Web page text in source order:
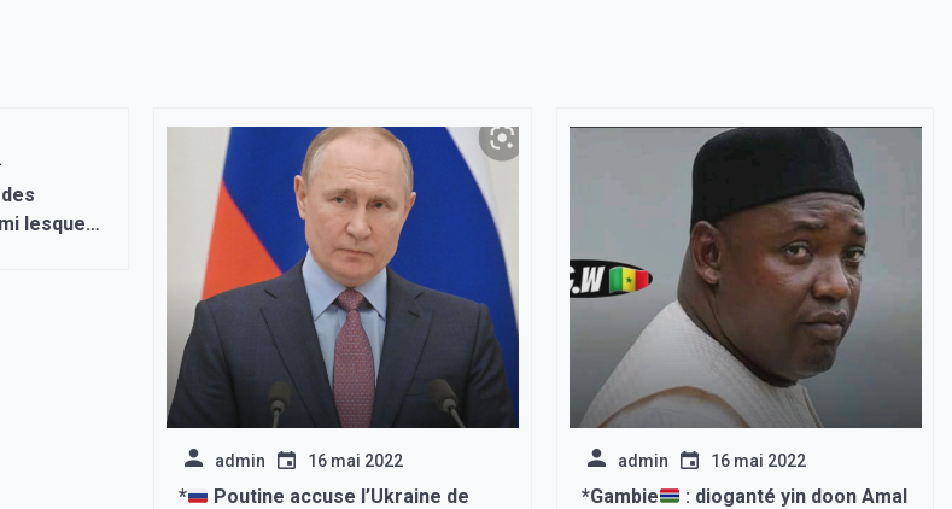
lesquels
admin 16 mai 2022
*
Poutine accuse l’Ukraine de
admin 16 mai 2022
*Gambie
: dioganté yin doon Amal